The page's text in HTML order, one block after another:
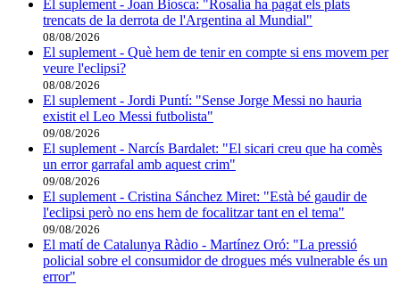
El suplement - Joan Biosca: "Rosalía ha pagat els plats
trencats de la derrota de l'Argentina al Mundial"
08/08/2026
El suplement - Què hem de tenir en compte si ens movem per
veure l'eclipsi?
08/08/2026
El suplement - Jordi Puntí: "Sense Jorge Messi no hauria
existit el Leo Messi futbolista"
09/08/2026
El suplement - Narcís Bardalet: "El sicari creu que ha comès
un error garrafal amb aquest crim"
09/08/2026
El suplement - Cristina Sánchez Miret: "Està bé gaudir de
l'eclipsi però no ens hem de focalitzar tant en el tema"
09/08/2026
El matí de Catalunya Ràdio - Martínez Oró: "La pressió
policial sobre el consumidor de drogues més vulnerable és un
error"